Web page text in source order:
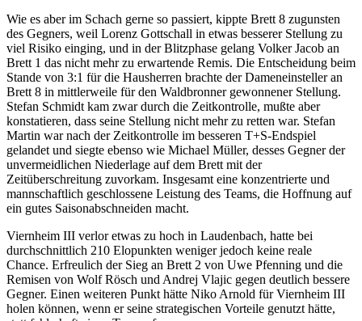
Wie es aber im Schach gerne so passiert, kippte Brett 8 zugunsten
des Gegners, weil Lorenz Gottschall in etwas besserer Stellung zu
viel Risiko einging, und in der Blitzphase gelang Volker Jacob an
Brett 1 das nicht mehr zu erwartende Remis. Die Entscheidung beim
Stande von 3:1 für die Hausherren brachte der Dameneinsteller an
Brett 8 in mittlerweile für den Waldbronner gewonnener Stellung.
Stefan Schmidt kam zwar durch die Zeitkontrolle, mußte aber
konstatieren, dass seine Stellung nicht mehr zu retten war. Stefan
Martin war nach der Zeitkontrolle im besseren T+S-Endspiel
gelandet und siegte ebenso wie Michael Müller, desses Gegner der
unvermeidlichen Niederlage auf dem Brett mit der
Zeitüberschreitung zuvorkam. Insgesamt eine konzentrierte und
mannschaftlich geschlossene Leistung des Teams, die Hoffnung auf
ein gutes Saisonabschneiden macht.
Viernheim III verlor etwas zu hoch in Laudenbach, hatte bei
durchschnittlich 210 Elopunkten weniger jedoch keine reale
Chance. Erfreulich der Sieg an Brett 2 von Uwe Pfenning und die
Remisen von Wolf Rösch und Andrej Vlajic gegen deutlich bessere
Gegner. Einen weiteren Punkt hätte Niko Arnold für Viernheim III
holen können, wenn er seine strategischen Vorteile genutzt hätte,